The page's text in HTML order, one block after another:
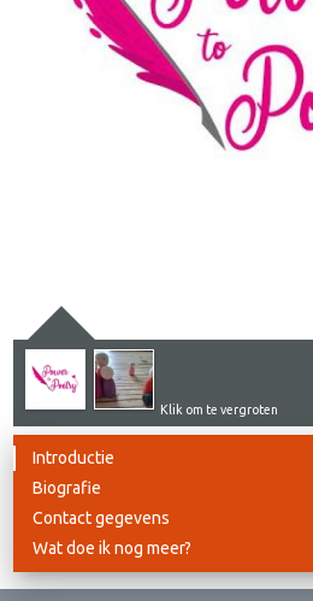
Klik om te vergroten
Introductie
Biografie
Contact gegevens
Wat doe ik nog meer?